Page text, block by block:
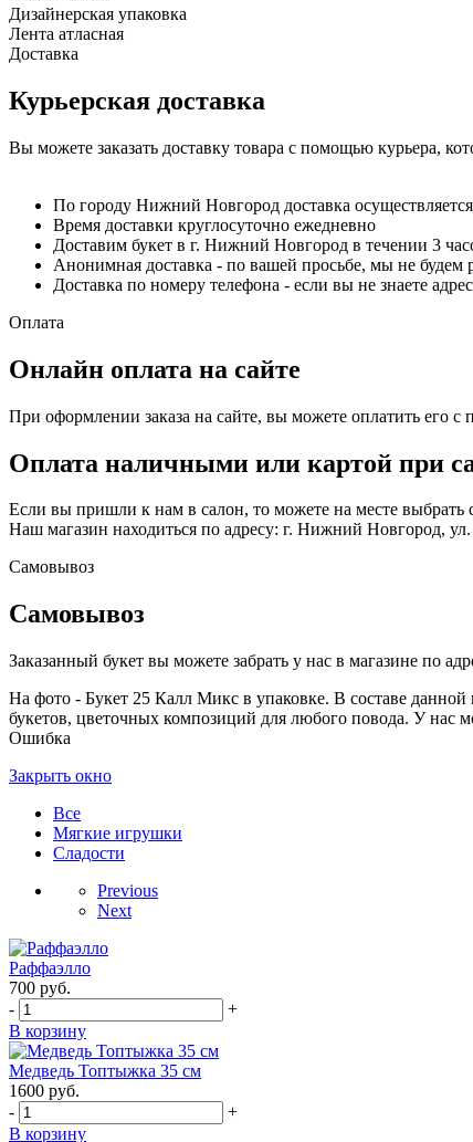
Дизайнерская упаковка
Лента атласная
Доставка
Курьерская доставка
Вы можете заказать доставку товара с помощью курьера,
По городу Нижний Новгород доставка
Время доставки круглосуточно ежедневно
Доставим букет в г. Нижний Новгород в течении 3
Анонимная доставка - по вашей просьбе, мы не будем
Доставка по номеру телефона - если вы не знаете
Оплата
Онлайн оплата на сайте
При оформлении заказа на сайте, вы можете оплатить его
Оплата наличными или картой при
Если вы пришли к нам в салон, то можете на месте
Наш магазин находиться по адресу: г. Нижний Новгород,
Самовывоз
Самовывоз
Заказанный букет вы можете забрать у нас в магазине по
На фото - Букет 25 Калл Микс в упаковке. В составе
букетов, цветочных композиций для любого повода. У нас
Ошибка
Закрыть окно
Все
Мягкие игрушки
Сладости
Previous
Next
Раффаэлло
700 руб.
-
+
В корзину
Медведь Топтыжка 35 см
1600 руб.
-
+
В корзину